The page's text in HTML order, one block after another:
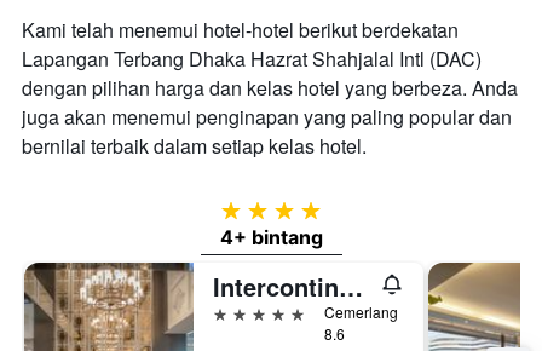
Kami telah menemui hotel-hotel berikut berdekatan
Lapangan Terbang Dhaka Hazrat Shahjalal Intl (DAC)
dengan pilihan harga dan kelas hotel yang berbeza. Anda
juga akan menemui penginapan yang paling popular dan
bernilai terbaik dalam setiap kelas hotel.
4 bintang
4+ bintang
Intercontinental Hotels Dhaka By IHG
5 bintang
Cemerlang
8.6